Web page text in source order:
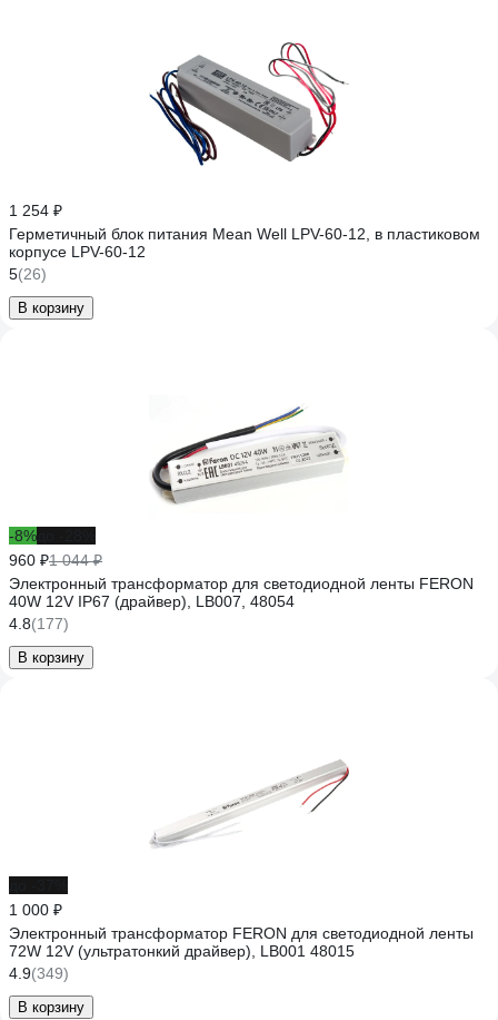
1 254 ₽
Герметичный блок питания Mean Well LPV-60-12, в пластиковом
корпусе LPV-60-12
5(26)
В корзину
-8%
960 ₽1 044 ₽
Электронный трансформатор для светодиодной ленты FERON
40W 12V IP67 (драйвер), LB007, 48054
4.8(177)
В корзину
1 000 ₽
Электронный трансформатор FERON для светодиодной ленты
72W 12V (ультратонкий драйвер), LB001 48015
4.9(349)
В корзину